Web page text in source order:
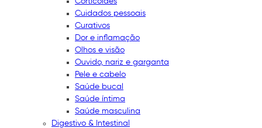
Cuidados pessoais
Curativos
Dor e inflamação
Olhos e visão
Ouvido, nariz e garganta
Pele e cabelo
Saúde bucal
Saúde íntima
Saúde masculina
Digestivo & Intestinal